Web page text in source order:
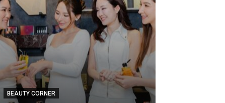
BEAUTY CORNER